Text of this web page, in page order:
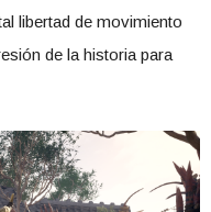
libertad de movimiento
de la historia para